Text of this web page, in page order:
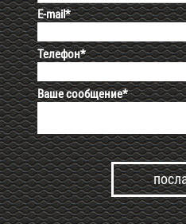
E-mail*
Телефон*
Ваше сообщение*
Alternative: